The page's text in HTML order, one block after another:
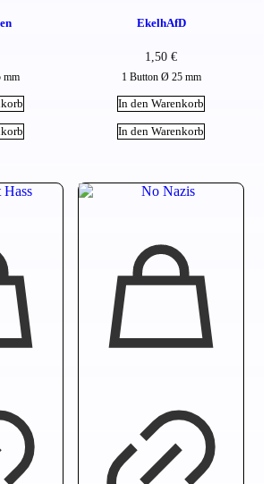
mm
EkelhAfD
1,50€
1 Button Ø 25 mm
In den Warenkorb
In den Warenkorb